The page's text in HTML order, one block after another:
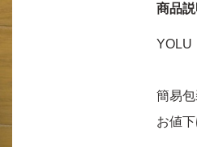
商品説
簡易包
お値